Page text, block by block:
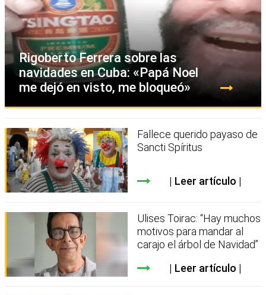
Rigoberto Ferrera sobre las
navidades en Cuba: «Papá Noel
me dejó en visto, me bloqueó»
Fallece querido payaso de
Sancti Spíritus
Leer artículo
Ulises Toirac: “Hay muchos
motivos para mandar al
carajo el árbol de Navidad”
Leer artículo